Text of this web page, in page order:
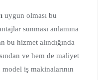
uygun olması bu
sunması anlamına
bu hizmet alındığında
ve hem de maliyet
model iş makinalarının